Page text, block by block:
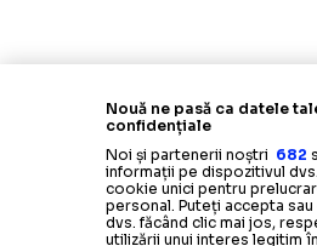
Nouă ne pasă ca datele
confidențiale
Noi și partenerii noștri 682
informații pe dispozitivul
cookie unici pentru
personal. Puteți accepta
dvs. făcând clic mai jos,
utilizării unui interes legitim